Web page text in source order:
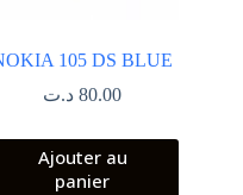
105 DS BLUE
80.00 د.ت
Ajouter au
panier